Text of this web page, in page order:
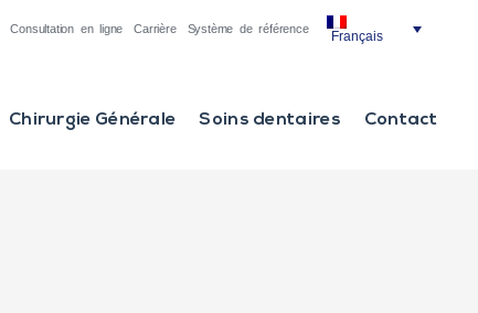
Consultation en ligne Carrière Système de référence Français
Chirurgie Générale Soins dentaires Contact